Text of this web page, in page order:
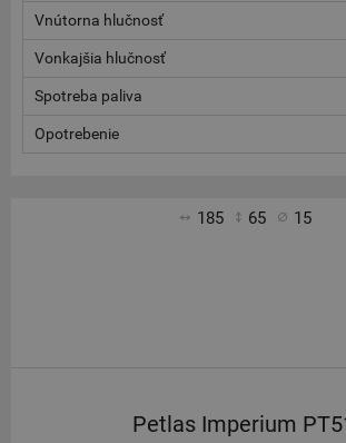
Vnútorna hlučnosť
Vonkajšia hlučnosť
Spotreba paliva
Opotrebenie
185 65 15
Petlas Imperium